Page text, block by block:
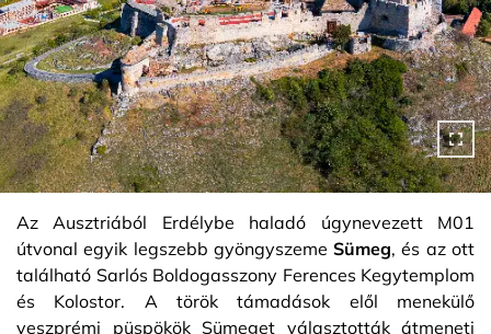
Az Ausztriából Erdélybe haladó úgynevezett M01
útvonal egyik legszebb gyöngyszemeSümeg, és az ott
található Sarlós Boldogasszony Ferences Kegytemplom
és Kolostor. A török támadások elől menekülő
veszprémi püspökök Sümeget választották átmeneti